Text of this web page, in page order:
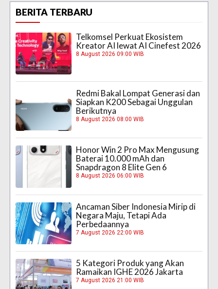
BERITA TERBARU
Telkomsel Perkuat Ekosistem
Kreator AI lewat AI Cinefest 2026
8 August 2026 09:00 WIB
Redmi Bakal Lompat Generasi dan
Siapkan K200 Sebagai Unggulan
Berikutnya
8 August 2026 08:00 WIB
Honor Win 2 Pro Max Mengusung
Baterai 10.000 mAh dan
Snapdragon 8 Elite Gen 6
8 August 2026 06:00 WIB
Ancaman Siber Indonesia Mirip di
Negara Maju, Tetapi Ada
Perbedaannya
7 August 2026 22:00 WIB
5 Kategori Produk yang Akan
Ramaikan IGHE 2026 Jakarta
7 August 2026 21:00 WIB